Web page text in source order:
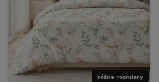
różne rozmiary